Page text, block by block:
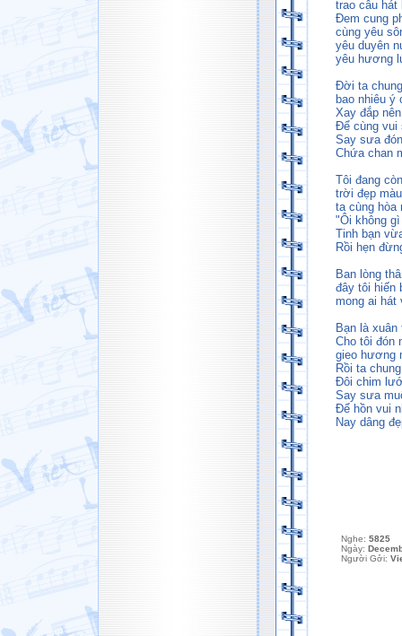
trao câu hát
Đem cung
cùng yêu
yêu duyên
yêu hương
Đời ta
bao nhiêu ý
Xay đắp
Để cùng vui
Say sưa
Chứa chan
Tôi đang
trời đẹp
ta cùng hòa
"Ôi không
Tinh bạn
Rồi hẹn
Ban lòng
đây tôi hiến
mong ai hát
Bạn là xuân
Cho tôi đón
gieo hương
Rồi ta
Đôi chim
Say sưa
Để hồn vui
Nay dâng
Nghe: 5825
Ngày:
Người Gởi: